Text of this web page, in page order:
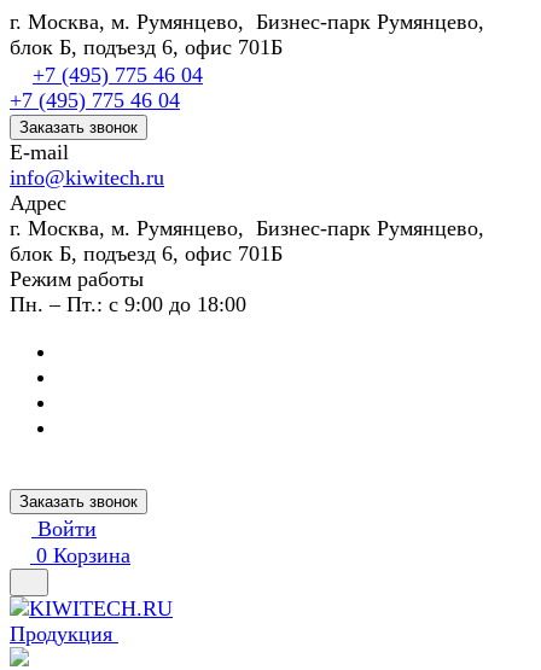
г. Москва, м. Румянцево, Бизнес-парк Румянцево,
блок Б, подъезд 6, офис 701Б
+7 (495) 775 46 04
+7 (495) 775 46 04
Заказать звонок
E-mail
info@kiwitech.ru
Адрес
г. Москва, м. Румянцево, Бизнес-парк Румянцево,
блок Б, подъезд 6, офис 701Б
Режим работы
Пн. – Пт.: с 9:00 до 18:00
Заказать звонок
Войти
0 Корзина
Продукция